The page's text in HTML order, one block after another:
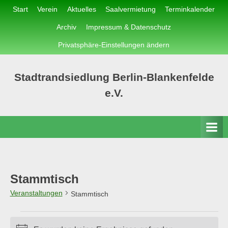
SkipStart Verein Aktuelles Saalvermietung Terminkalender
Archiv Impressum & Datenschutz
Privatsphäre-Einstellungen ändern
Stadtrandsiedlung Berlin-Blankenfelde
e.V.
Stammtisch
Veranstaltungen Stammtisch
Veranstaltungen